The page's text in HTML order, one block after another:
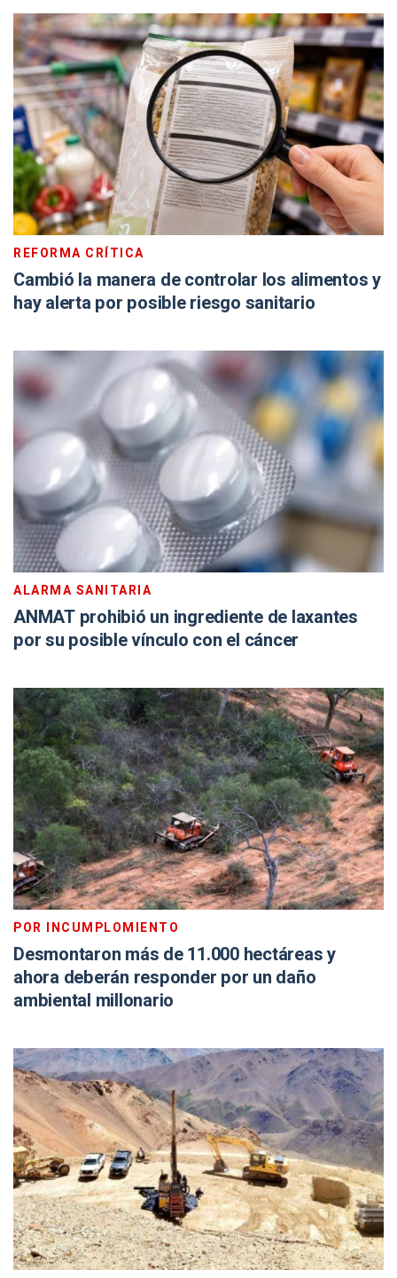
REFORMA CRÍTICA
Cambió la manera de controlar los alimentos y
hay alerta por posible riesgo sanitario
ALARMA SANITARIA
ANMAT prohibió un ingrediente de laxantes
por su posible vínculo con el cáncer
POR INCUMPLOMIENTO
Desmontaron más de 11.000 hectáreas y
ahora deberán responder por un daño
ambiental millonario